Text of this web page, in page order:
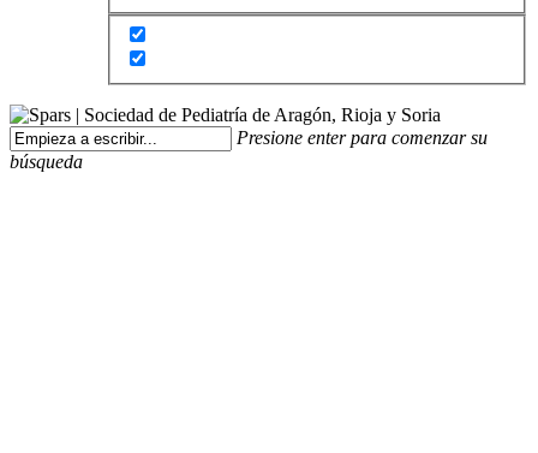
Presione enter para comenzar su
búsqueda